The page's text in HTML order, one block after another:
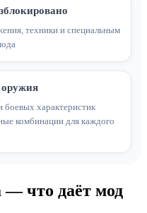
техники и специальным
характеристик
комбинации для каждого
— что даёт мод